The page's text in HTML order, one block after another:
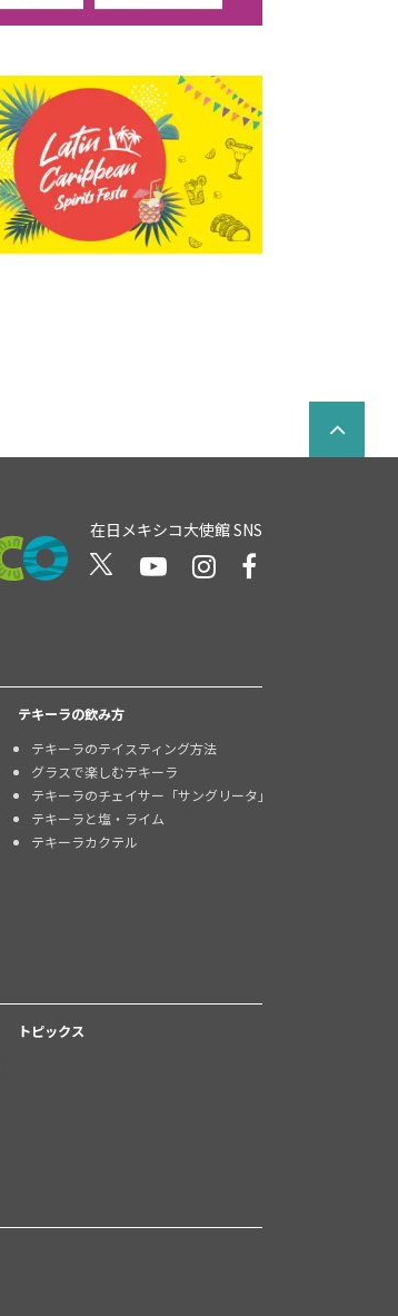
在日メキシコ大使館 SNS
テキーラの飲み方
テキーラのテイスティング方法
グラスで楽しむテキーラ
テキーラのチェイサー「サングリータ」
テキーラと塩・ライム
テキーラカクテル
トピックス